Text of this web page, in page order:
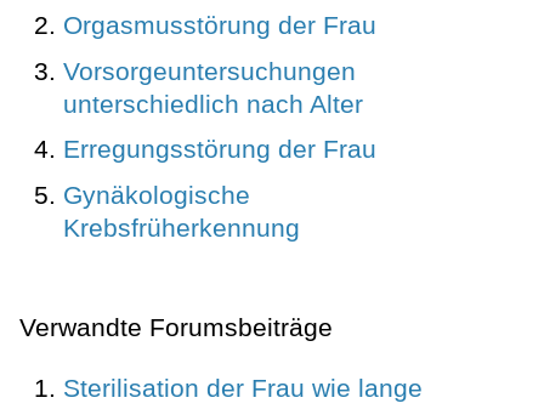
Orgasmusstörung der Frau
Vorsorgeuntersuchungen
unterschiedlich nach Alter
Erregungsstörung der Frau
Gynäkologische
Krebsfrüherkennung
Verwandte Forumsbeiträge
Sterilisation der Frau wie lange